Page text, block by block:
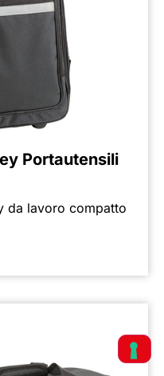
Portautensili
da lavoro compatto